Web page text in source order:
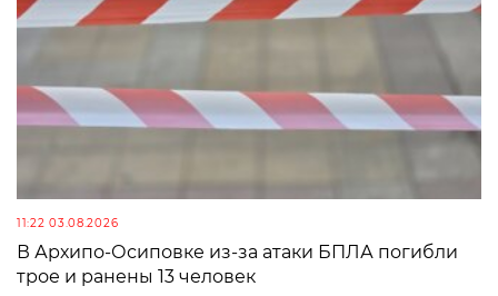
11:22 03.08.2026
В Архипо-Осиповке из-за атаки БПЛА погибли
трое и ранены 13 человек